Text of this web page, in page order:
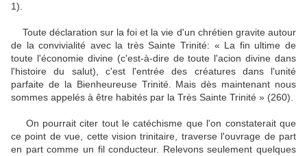
1).
Toute déclaration sur la foi et la vie d'un chrétien gravite autour
de la convivialité avec la très Sainte Trinité: « La fin ultime de
toute l'économie divine (c'est-à-dire de toute l'acion divine dans
l'histoire du salut), c'est l'entrée des créatures dans l'unité
parfaite de la Bienheureuse Trinité. Mais dès maintenant nous
sommes appelés à être habités par la Très Sainte Trinité » (260).
On pourrait citer tout le catéchisme que l'on constaterait que
ce point de vue, cette vision trinitaire, traverse l'ouvrage de part
en part comme un fil conducteur. Relevons seulement quelques